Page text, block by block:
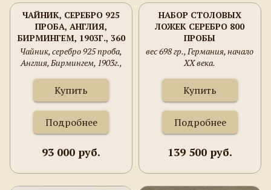
ЧАЙНИК, СЕРЕБРО 925
ПРОБА, АНГЛИЯ,
БИРМИНГЕМ, 1903Г., 360
ГРАММ, ВЫСОТА
125ММ, ШИРИНА
Чайник, серебро 925 проба,
Англия, Бирмингем, 1903г.,
ширина 240мм.
Купить
Подробнее
93 000 руб.
НАБОР СТОЛОВЫХ
ЛОЖЕК СЕРЕБРО 800
ПРОБЫ
вес 698 гр., Германия, начало
XX века.
Купить
Подробнее
139 500 руб.